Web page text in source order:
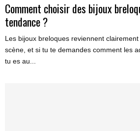
Comment choisir des bijoux
tendance ?
Les bijoux breloques reviennent
scène, et si tu te demandes comment les
tu es au...